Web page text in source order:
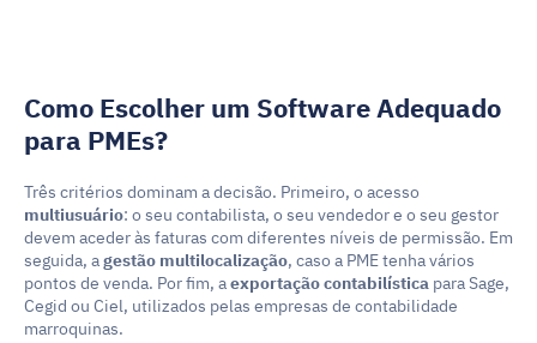
Como Escolher um Software Adequado
para PMEs?
multiusuário: o seu contabilista, o seu vendedor e o seu gestor
devem aceder às faturas com diferentes níveis de permissão. Em
seguida, a gestão multilocalização, caso a PME tenha vários
pontos de venda. Por fim, a exportação contabilística para Sage,
Cegid ou Ciel, utilizados pelas empresas de contabilidade
marroquinas.